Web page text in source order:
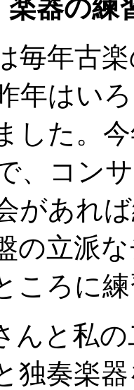
器の練
毎年古
年はい
した。
、コン
があれ
の立派
ころに
と私の
独奏楽